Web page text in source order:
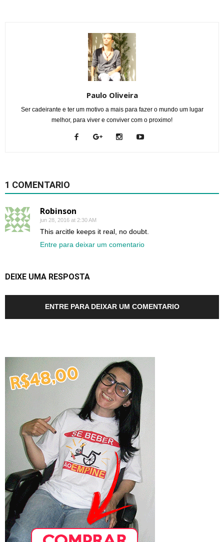
Paulo Oliveira
Ser cadeirante e ter um motivo a mais para fazer o mundo um lugar
melhor, para viver e conviver com o proximo!
1 COMENTARIO
Robinson
jun 28, 2016 at 2:30 AM
This arcitle keeps it real, no doubt.
Entre para deixar um comentario
DEIXE UMA RESPOSTA
ENTRE PARA DEIXAR UM COMENTARIO